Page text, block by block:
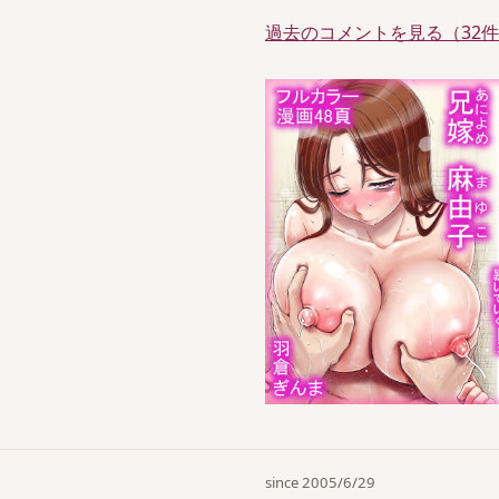
過去のコメントを見る（32
since 2005/6/29